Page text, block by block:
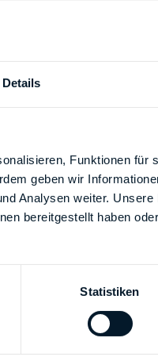
Details
Funktionen für
geben wir
Analysen weiter.
bereitgestellt haben
Statistiken
GIROZENTRALE